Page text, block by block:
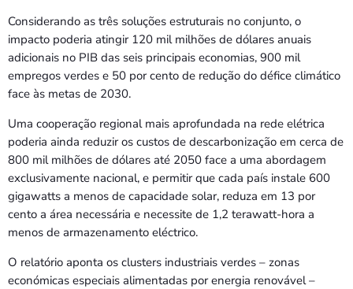
Considerando as três soluções estruturais no conjunto, o
impacto poderia atingir 120 mil milhões de dólares anuais
adicionais no PIB das seis principais economias, 900 mil
empregos verdes e 50 por cento de redução do défice climático
face às metas de 2030.
Uma cooperação regional mais aprofundada na rede elétrica
poderia ainda reduzir os custos de descarbonização em cerca de
800 mil milhões de dólares até 2050 face a uma abordagem
exclusivamente nacional, e permitir que cada país instale 600
gigawatts a menos de capacidade solar, reduza em 13 por
cento a área necessária e necessite de 1,2 terawatt-hora a
menos de armazenamento eléctrico.
O relatório aponta os clusters industriais verdes – zonas
económicas especiais alimentadas por energia renovável –